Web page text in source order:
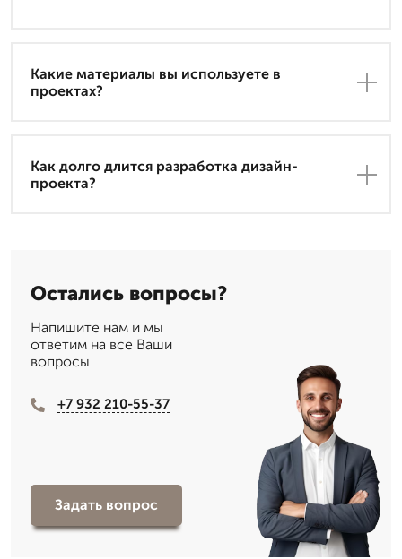
Какие материалы вы используете в
проектах?
Как долго длится разработка дизайн-
проекта?
Остались вопросы?
Напишите нам и мы
ответим на все Ваши
вопросы
+7 932 210-55-37
Задать вопрос